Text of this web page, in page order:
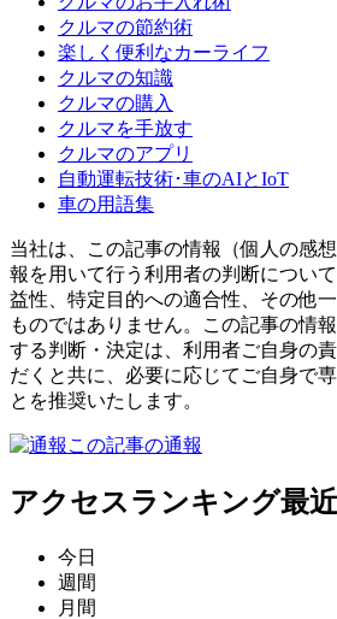
クルマの節約術
楽しく便利なカーライフ
クルマの知識
クルマの購入
クルマを手放す
クルマのアプリ
自動運転技術･車のAIとIoT
車の用語集
当社は、この記事の情報（個人の感
報を用いて行う利用者の判断につい
益性、特定目的への適合性、その他
ものではありません。この記事の情
する判断・決定は、利用者ご自身の
だくと共に、必要に応じてご自身で
とを推奨いたします。
この記事の通報
アクセスランキング最
今日
週間
月間